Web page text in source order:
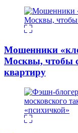
Мошенники
Москвы, чтобы
квартиру